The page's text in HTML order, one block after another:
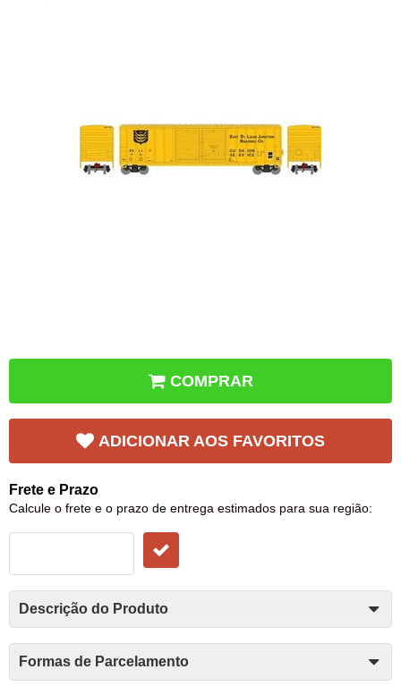
COMPRAR
ADICIONAR AOS FAVORITOS
Frete e Prazo
Calcule o frete e o prazo de entrega estimados para sua região:
Descrição do Produto
Formas de Parcelamento